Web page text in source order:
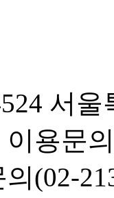
서
용문
(02-